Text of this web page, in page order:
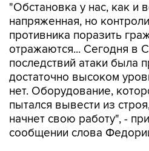
"Обстановка у нас, как и
напряженная, но
противника поразить
отражаются... Сегодня в
последствий атаки была
достаточно высоком
нет. Оборудование,
пытался вывести из
начнет свою работу", -
сообщении слова